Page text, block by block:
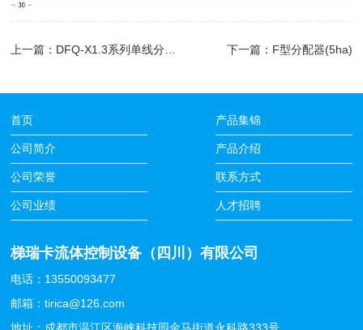
上一篇： DFQ-X1.3系列单线分配器(5-8MPa) 下一篇： F型分配器(5ha)
首页
公司简介
公司荣誉
公司业绩
产品集锦
产品介绍
联系方式
人才招聘
梯瑞卡流体控制设备（四川）有限公司
电话：13550093477
邮箱：tirica@126.com
地址：成都市温江区海峡科技园金马街道永科路333号